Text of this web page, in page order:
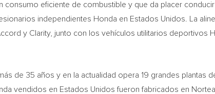
eficiente de combustible y que da placer
independientes Honda en Estados Unidos. La
y Clarity, junto con los vehículos utilitarios deportivos
de 35 años y en la actualidad opera 19 grandes plantas
vendidos en Estados Unidos fueron fabricados en